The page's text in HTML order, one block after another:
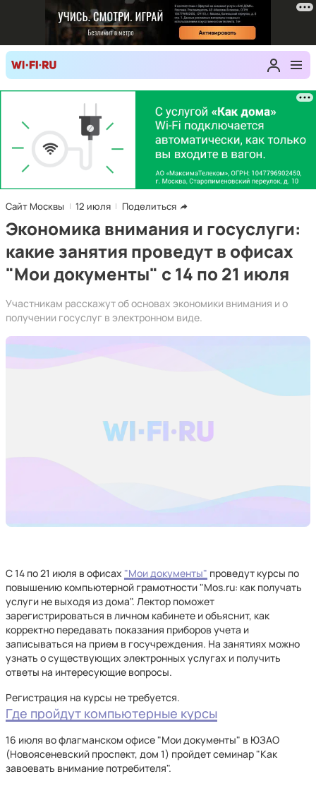
Сайт Москвы 12 июля Поделиться
Экономика внимания и госуслуги:
какие занятия проведут в офисах
"Мои документы" с 14 по 21 июля
Участникам расскажут об основах экономики внимания и о
получении госуслуг в электронном виде.
С 14 по 21 июля в офисах "Мои документы" проведут курсы по
повышению компьютерной грамотности "Mos.ru: как получать
услуги не выходя из дома". Лектор поможет
зарегистрироваться в личном кабинете и объяснит, как
корректно передавать показания приборов учета и
записываться на прием в госучреждения. На занятиях можно
узнать о существующих электронных услугах и получить
ответы на интересующие вопросы.
Регистрация на курсы не требуется.
Где пройдут компьютерные курсы
16 июля во флагманском офисе "Мои документы" в ЮЗАО
(Новоясеневский проспект, дом 1) пройдет семинар "Как
завоевать внимание потребителя".